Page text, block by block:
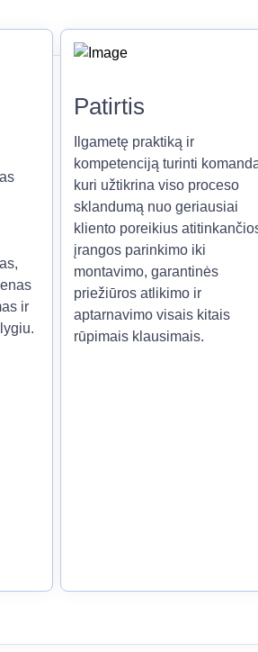
ir
Patirtis
Ilgametę praktiką ir
kompetenciją turinti
kuri užtikrina viso proceso
sklandumą nuo geriausiai
kliento poreikius
įrangos parinkimo iki
montavimo, garantinės
priežiūros atlikimo ir
aptarnavimo visais kitais
rūpimais klausimais.